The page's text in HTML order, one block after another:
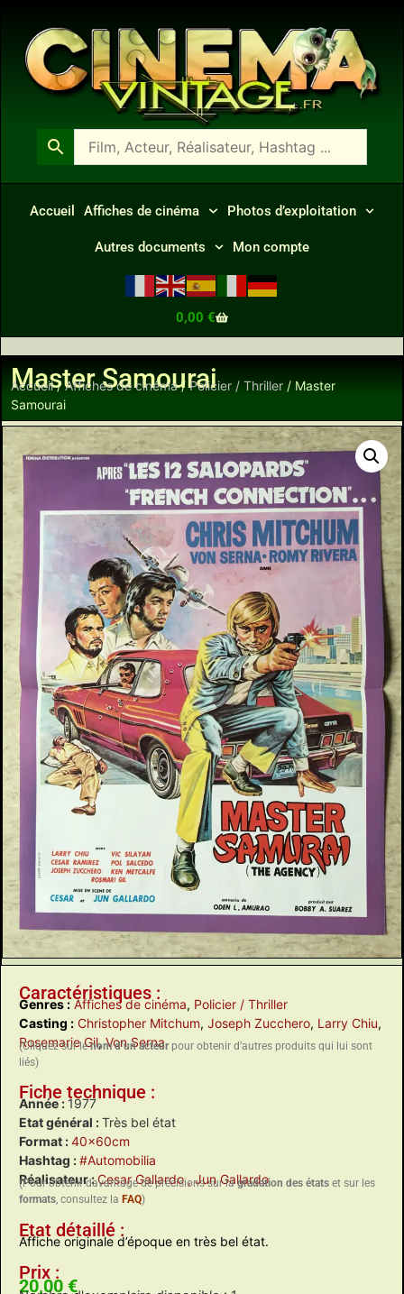
Accueil Affiches de cinéma Photos d’exploitation
Autres documents Mon compte
0,00 €
Master Samourai
Accueil/Affiches de cinéma/Policier / Thriller / Master
Samourai
Caractéristiques :
Genres : Affiches de cinéma, Policier / Thriller
Casting : Christopher Mitchum, Joseph Zucchero, Larry Chiu,
Rosemarie Gil,Von Serna
(Cliquez sur lenom d’un acteurpour obtenir d’autres produits qui lui sont
liés)
Fiche technique :
Année : 1977
Etat général :Très bel état
Format :40x60cm
Hashtag :#Automobilia
Réalisateur :Cesar Gallardo, Jun Gallardo
(Pour obtenir davantage de précisions sur lagradation des états et sur les
formats, consultez la FAQ)
Etat détaillé :
Affiche originale d’époque en très bel état.
Prix :
20,00 €